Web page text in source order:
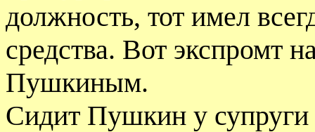
должность, тот имел
средства. Вот экспромт
Пушкиным.
Сидит Пушкин у